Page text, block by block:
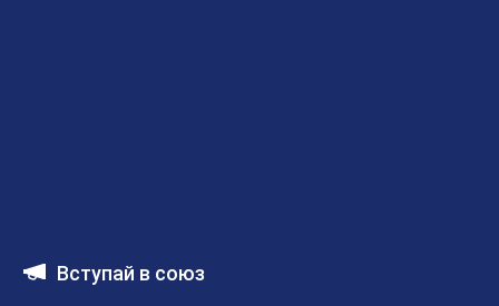
Вступай в союз